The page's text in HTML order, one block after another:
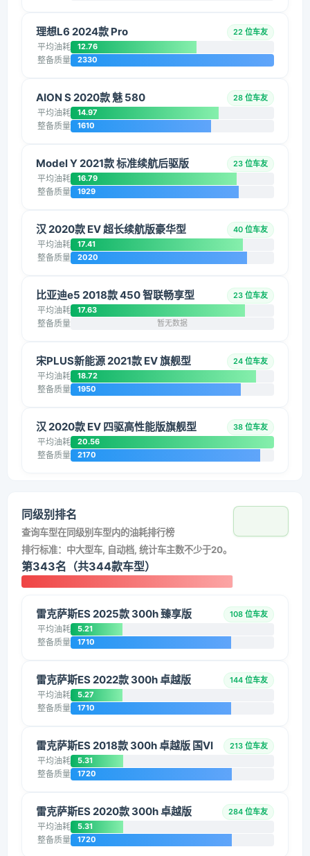
理想L6 2024款 Pro 22 位车友
平均油耗 12.76
整备质量 2330
AION S 2020款 魅 580 28 位车友
平均油耗 14.97
整备质量 1610
Model Y 2021款 标准续航后驱版 23 位车友
平均油耗 16.79
整备质量 1929
汉 2020款 EV 超长续航版豪华型 40 位车友
平均油耗 17.41
整备质量 2020
比亚迪e5 2018款 450 智联畅享型 23 位车友
平均油耗 17.63
整备质量 暂无数据
宋PLUS新能源 2021款 EV 旗舰型 24 位车友
平均油耗 18.72
整备质量 1950
汉 2020款 EV 四驱高性能版旗舰型 38 位车友
平均油耗 20.56
整备质量 2170
同级别排名
查询车型在同级别车型内的油耗排行榜
排行标准：中大型车, 自动档, 统计车主数不少于20。
第343名（共344款车型）
雷克萨斯ES 2025款 300h 臻享版 108 位车友
平均油耗 5.21
整备质量 1710
雷克萨斯ES 2022款 300h 卓越版 144 位车友
平均油耗 5.27
整备质量 1710
雷克萨斯ES 2018款 300h 卓越版 国VI 213 位车友
平均油耗 5.31
整备质量 1720
雷克萨斯ES 2020款 300h 卓越版 284 位车友
平均油耗 5.31
整备质量 1720